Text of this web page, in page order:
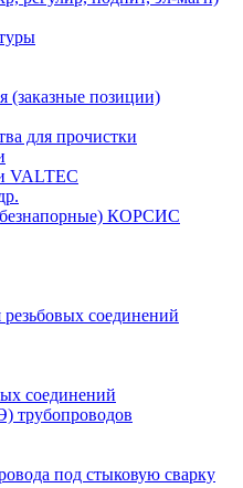
(заказные позиции)
для прочистки
VALTEC
КОРСИС
соединений
соединений
под стыковую сварку